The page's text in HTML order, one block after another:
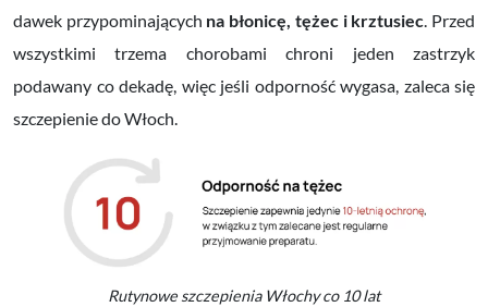
dawek przypominających na błonicę, tężec i krztusiec. Przed
wszystkimi trzema chorobami chroni jeden zastrzyk
podawany co dekadę, więc jeśli odporność wygasa, zaleca się
szczepienie do Włoch.
Rutynowe szczepienia Włochy co 10 lat